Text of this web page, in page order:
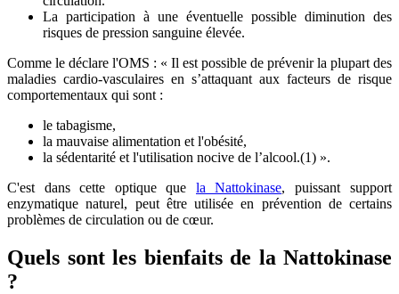
La participation à une éventuelle possible diminution des
risques de pression sanguine élevée.
Comme le déclare l'OMS : « Il est possible de prévenir la plupart des
maladies cardio-vasculaires en s’attaquant aux facteurs de risque
comportementaux qui sont :
le tabagisme,
la mauvaise alimentation et l'obésité,
la sédentarité et l'utilisation nocive de l’alcool.(1) ».
C'est dans cette optique que la Nattokinase, puissant support
enzymatique naturel, peut être utilisée en prévention de certains
problèmes de circulation ou de cœur.
Quels sont les bienfaits de la Nattokinase
?